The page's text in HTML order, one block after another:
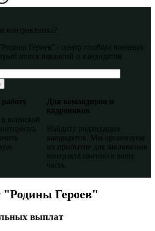
контрактника?
Героев" - центр подбора военных
поиск вакансий и кандидатов
воинской
Для командиров и
кадровиков
Найдите подходящих
кандидатов. Мы организуем
их прибытие для заключения
контракта именно в вашу
часть.
"Родины Героев"
выплат